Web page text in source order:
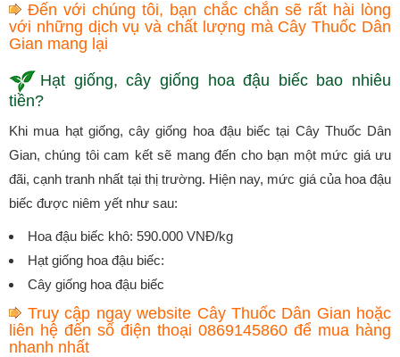
Đến với chúng tôi, bạn chắc chắn sẽ rất hài lòng
với những dịch vụ và chất lượng mà Cây Thuốc Dân
Gian mang lại
Hạt giống, cây giống hoa đậu biếc bao nhiêu
tiền?
Khi mua hạt giống, cây giống hoa đậu biếc tại Cây Thuốc Dân
Gian, chúng tôi cam kết sẽ mang đến cho bạn một mức giá ưu
đãi, cạnh tranh nhất tại thị trường. Hiện nay, mức giá của hoa đậu
biếc được niêm yết như sau:
Hoa đậu biếc khô: 590.000 VNĐ/kg
Hạt giống hoa đậu biếc:
Cây giống hoa đậu biếc
Truy cập ngay website Cây Thuốc Dân Gian hoặc
liên hệ đến số điện thoại 0869145860 để mua hàng
nhanh nhất